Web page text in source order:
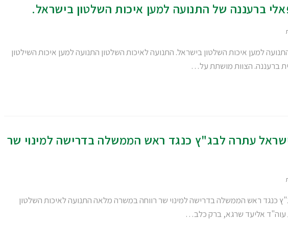
ברעננה של התנועה למען איכות השלטון בישראל.
למען איכות השלטון בישראל. התנועה לאיכות השלטון התנועה למען איכות השילטון
ברעננה. הצוות מושתת על…
עתרה לבג"ץ כנגד ראש הממשלה בדרישה למינוי שר
כנגד ראש הממשלה בדרישה למינוי שר רווחה במשרה מלאה התנועה לאיכות השלטון
עוה"ד אליעד שרגא, ברק כלב…